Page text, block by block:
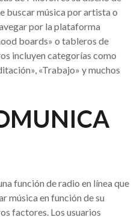
buscar música por artista o
por la plataforma
boards» o tableros de
incluyen categorías como
«Trabajo» y muchos
función de radio en línea que
música en función de su
factores. Los usuarios